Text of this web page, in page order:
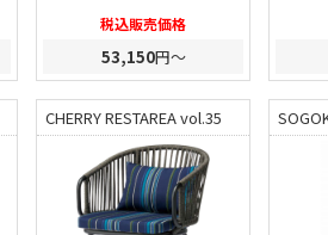
税込販売価格
53,150円～
CHERRY RESTAREA vol.35